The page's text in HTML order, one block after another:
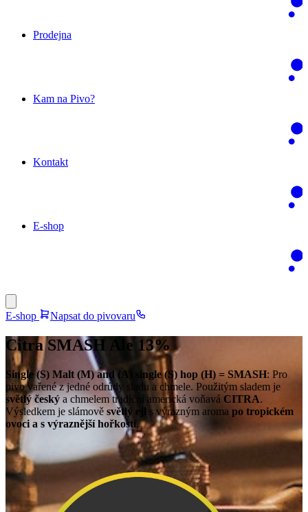
Prodejna
Kam na Pivo?
Kontakt
E-shop
E-shop Napsat do pivovaru
Citra SMASH Ale 13%
Single (S) Malt (M) and (A) single (S) hop (H) = SMASH: Pro
pivo vařené z jedné odrůdy sladu a chmele. Použitým sladem je
světlý český a chmelem tradiční americká voňavá CITRA.
Výsledkem je slámově světlý ejl s výrazným aroma po tropickém
ovoci a s výraznější hořkostí.